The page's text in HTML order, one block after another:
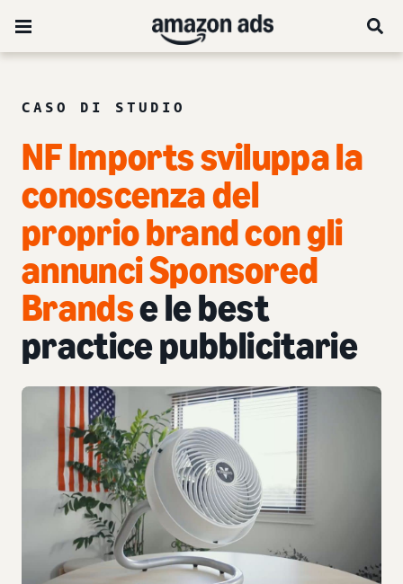
CASO DI STUDIO
NF Imports sviluppa la
conoscenza del
proprio brand con gli
annunci Sponsored
Brandse le best
practice pubblicitarie